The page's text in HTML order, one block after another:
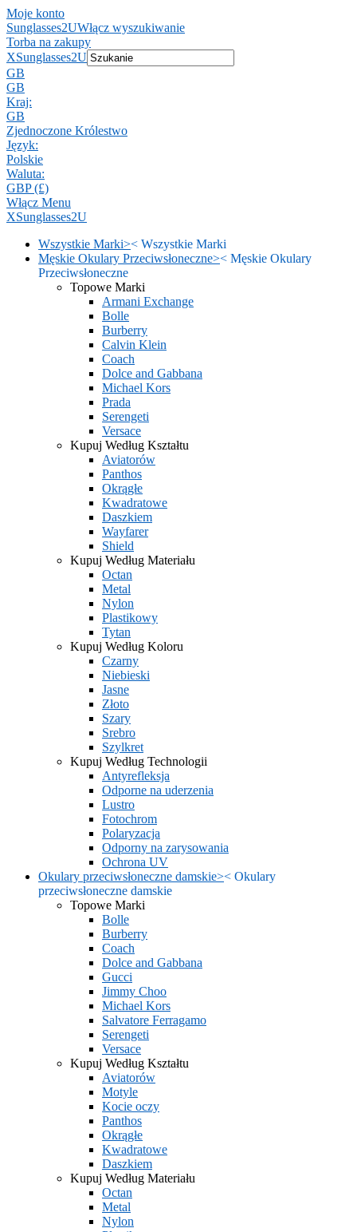
Moje konto
Sunglasses2UWłącz wyszukiwanie
Torba na zakupy
XSunglasses2U
GB
GB
Kraj:
GB
Zjednoczone Królestwo
Język:
Polskie
Waluta:
GBP (£)
Włącz Menu
XSunglasses2U
Wszystkie Marki>< Wszystkie Marki
Męskie Okulary Przeciwsłoneczne>< Męskie Okulary
Przeciwsłoneczne
Topowe Marki
Armani Exchange
Bolle
Burberry
Calvin Klein
Coach
Dolce and Gabbana
Michael Kors
Prada
Serengeti
Versace
Kupuj Według Kształtu
Aviatorów
Panthos
Okrągłe
Kwadratowe
Daszkiem
Wayfarer
Shield
Kupuj Według Materiału
Octan
Metal
Nylon
Plastikowy
Tytan
Kupuj Według Koloru
Czarny
Niebieski
Jasne
Złoto
Szary
Srebro
Szylkret
Kupuj Według Technologii
Antyrefleksja
Odporne na uderzenia
Lustro
Fotochrom
Polaryzacja
Odporny na zarysowania
Ochrona UV
Okulary przeciwsłoneczne damskie>< Okulary
przeciwsłoneczne damskie
Topowe Marki
Bolle
Burberry
Coach
Dolce and Gabbana
Gucci
Jimmy Choo
Michael Kors
Salvatore Ferragamo
Serengeti
Versace
Kupuj Według Kształtu
Aviatorów
Motyle
Kocie oczy
Panthos
Okrągłe
Kwadratowe
Daszkiem
Kupuj Według Materiału
Octan
Metal
Nylon